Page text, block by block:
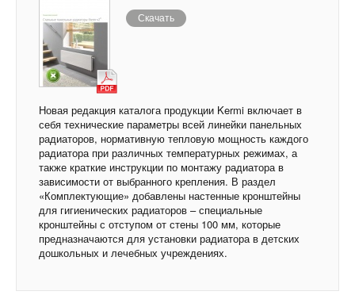
Скачать
Новая редакция каталога продукции Kermi включает в
себя технические параметры всей линейки панельных
радиаторов, нормативную тепловую мощность каждого
радиатора при различных температурных режимах, а
также краткие инструкции по монтажу радиатора в
зависимости от выбранного крепления. В раздел
«Комплектующие» добавлены настенные кронштейны
для гигиенических радиаторов – специальные
кронштейны с отступом от стены 100 мм, которые
предназначаются для установки радиатора в детских
дошкольных и лечебных учреждениях.